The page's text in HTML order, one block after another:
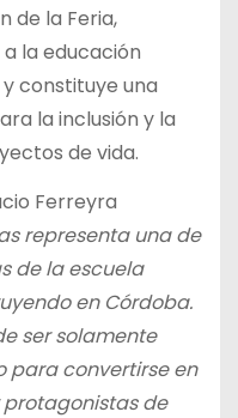
de la Feria,
la educación
constituye una
la inclusión y la
de vida.
Ferreyra
representa una de
de la escuela
en Córdoba.
ser solamente
para convertirse en
de